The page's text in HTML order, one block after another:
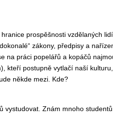
prospěšnosti vzdělaných
zákony, předpisy a
práci popelářů a kopáčů
postupně vytlačí naší
někde mezi. Kde?
Znám mnoho